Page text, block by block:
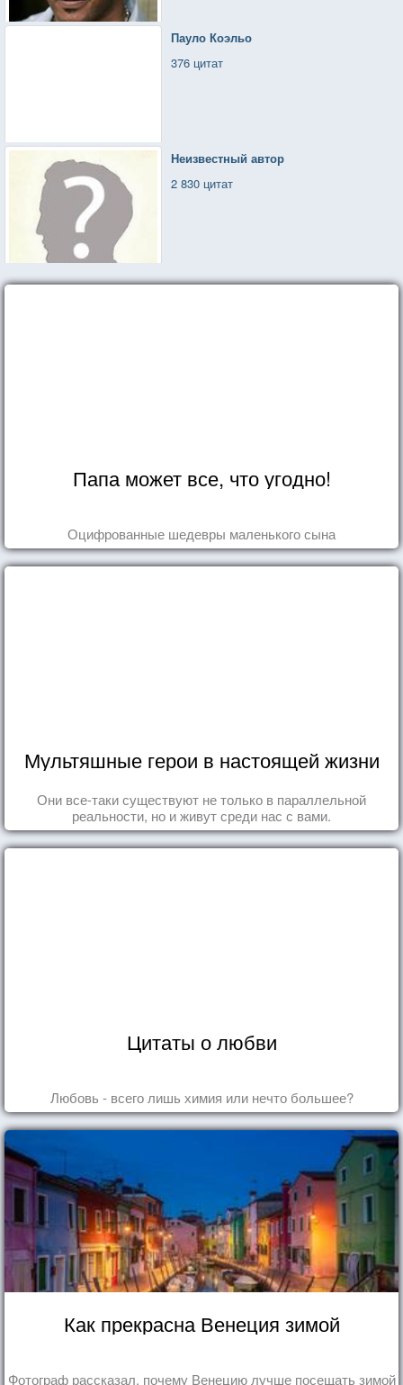
Пауло Коэльо
376 цитат
Неизвестный автор
2 830 цитат
Папа может все, что угодно!
Оцифрованные шедевры маленького сына
Мультяшные герои в настоящей жизни
Они все-таки существуют не только в параллельной
реальности, но и живут среди нас с вами.
Цитаты о любви
Любовь - всего лишь химия или нечто большее?
Как прекрасна Венеция зимой
Фотограф рассказал, почему Венецию лучше посещать зимой